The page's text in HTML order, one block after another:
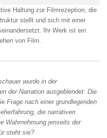
Haltung zur Filmrezeption, die
stellt und sich mit einer
Ihr Werk ist ein
von Film.
wurde in der
der Narration ausgeblendet. Die
Frage nach einer grundlegenden
die narrativen
Wahrnehmung jenseits der
steht sie?